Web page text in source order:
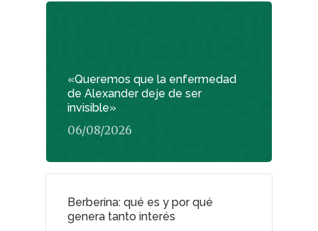
«Queremos que la enfermedad
de Alexander deje de ser
invisible»
06/08/2026
Berberina: qué es y por qué
genera tanto interés